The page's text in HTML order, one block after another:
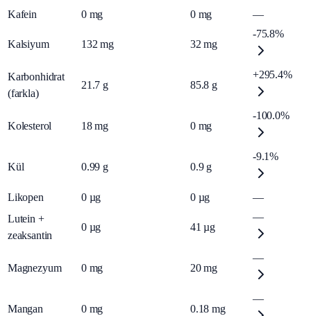
Kafein 0 mg 0 mg —
Kalsiyum 132 mg 32 mg
-75.8%
Karbonhidrat
(farkla)
21.7 g 85.8 g
+295.4%
Kolesterol 18 mg 0 mg
-100.0%
Kül 0.99 g 0.9 g
-9.1%
Likopen 0 µg 0 µg
—
Lutein +
zeaksantin
0 µg 41 µg
—
Magnezyum 0 mg 20 mg
—
Mangan 0 mg 0.18 mg
—